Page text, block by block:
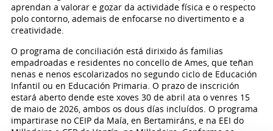
aprendan a valorar e gozar da actividade física e o respecto
polo contorno, ademais de enfocarse no divertimento e a
creatividade.
O programa de conciliación está dirixido ás familias
empadroadas e residentes no concello de Ames, que teñan
nenas e nenos escolarizados no segundo ciclo de Educación
Infantil ou en Educación Primaria. O prazo de inscrición
estará aberto dende este xoves 30 de abril ata o venres 15
de maio de 2026, ambos os dous días incluídos. O programa
impartirase no CEIP da Maía, en Bertamiráns, e na EEI do